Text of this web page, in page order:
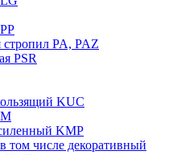
стропил PA, PAZ
PSR
KUC
KMP
том числе декоративный